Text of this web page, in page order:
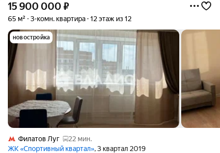
15 900 000 ₽
65 м² 3-комн. квартира 12 этаж из 12
новостройка
Филатов Луг
22 мин.
ЖК «Спортивный квартал», 3 квартал 2019